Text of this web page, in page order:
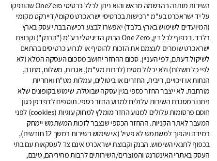
השירות מותנה בהרשמה מראש והוא ניתן לכלל כרטיסי OneZero שהונפקו
על יד ישראכרט בע"מ *רכישות בכרטיסי ישראכרט מקומי/דיירקט מקומי
(המיועדים לשימוש בארץ בלבד) יאפשרו לבצע רכישה בבתי עסק בארץ
בלבד. בכפוף לכל דין, One Zero הבנק הדיגיטלי בע"מ ("הבנק") וקבוצת
ישראכרט שומרים לעצמם את הזכות להוסיף או לגרוע כרטיסים בהתאם
לשיקול דעתם, לפי העניין. סכום ההחזר יחושב מסכום העסקה המלא (לא
לפי כל תשלום) ולא יכלול מסים (לרבות מע"מ), אגרות, משלוח, מתנה,
הנחות או זיכויים, ריבית, החזרים או ביטולים, עמלות מט"ח ואחריות
מורחבת. לא ייצבר החזר כספי בגין עסקה שבוטלה. שימוש בקופונים שלא
ניתנו במסגרת השירות עלולים למנוע החזר כספי. תוספים לדפדפן כגון
חוסם פרסומות עלולים למנוע החזר מומלץ למחוק עוגיות (cookies) לפני
המעבר לאתר הקניות. ההחזר הכספי שנצבר לזכות המשתמש יימחק
במידה ויהפוך למשתמש לא פעיל (אי שימוש בשירות במשך 12 חודשים),
בכפוף לתנאי השימוש. הבנק וקבוצת ישראכרט אינם צד לעסקאות עם בתי
העסק באתרי האינטרנט והמוצרים/השירותים לרבות מחיריהם, טיבם,